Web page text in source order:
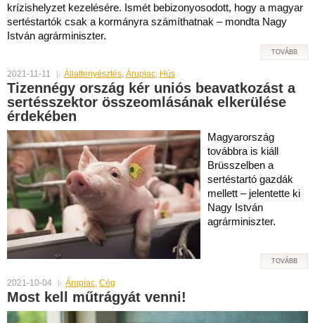
krízishelyzet kezelésére. Ismét bebizonyosodott, hogy a magyar
sertéstartók csak a kormányra számíthatnak – mondta Nagy
István agrárminiszter.
TOVÁBB
2021-11-11 Állattenyésztés Árupiac Hús
Tizennégy ország kér uniós beavatkozást a
sertésszektor összeomlásának elkerülése
érdekében
Magyarország
továbbra is kiáll
Brüsszelben a
sertéstartó gazdák
mellett – jelentette ki
Nagy István
agrárminiszter.
TOVÁBB
2021-10-04 Árupiac Cég
Most kell műtrágyát venni!